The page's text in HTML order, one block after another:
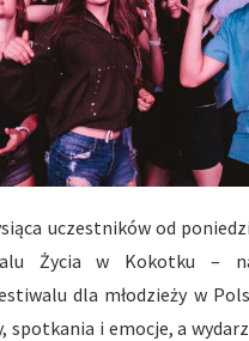
uczestników od
Życia w Kokotku –
dla młodzieży w
spotkania i emocje, a